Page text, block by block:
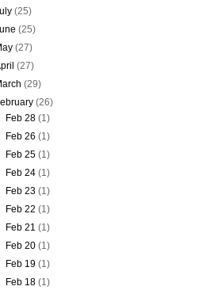
(25)
(25)
(27)
(27)
(29)
(26)
Feb 28(1)
Feb 26(1)
Feb 25(1)
Feb 24(1)
Feb 23(1)
Feb 22(1)
Feb 21(1)
Feb 20(1)
Feb 19(1)
Feb 18(1)